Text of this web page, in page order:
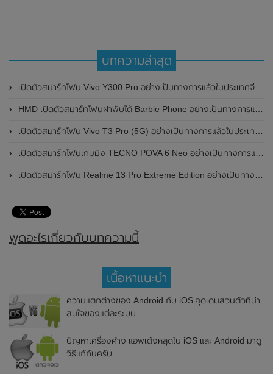
บทความล่าสุด
เปิดตัวสมาร์ทโฟน Vivo Y300 Pro อย่างเป็นทางการแล้วในประเทศจีน มาพร้อมดีไซน์พรีเมี่ยม ทนทาน และแบตเตอรี่สุดอึดขนาดใหญ่ 6,500mAh พร้อมรองรับการชาร์จไว 80W
HMD เปิดตัวสมาร์ทโฟนฝาพับได้ Barbie Phone อย่างเป็นทางการแล้ว มาพร้อมธีมสีชมพูสดใส
เปิดตัวสมาร์ทโฟน Vivo T3 Pro (5G) อย่างเป็นทางการแล้วในประเทศอินเดีย
เปิดตัวสมาร์ทโฟนเกมมิ่ง TECNO POVA 6 Neo อย่างเป็นทางการแล้วในประเทศไทย ในราคา 8,499 บาท
เปิดตัวสมาร์ทโฟน Realme 13 Pro Extreme Edition อย่างเป็นทางการแล้วในประเทศจีน
พูดอะไรเกี่ยวกับบทความนี้
เนื้อหาแนะนำ
ความแตกต่างของ Android กับ iOS จุดเด่นส่วนตัวที่น่า
สนใจของแต่ละระบบ
ปัญหาเครื่องค้าง แอพเด้งหลุดใน iOS และ Android มาดู
วิธีแก้กันครับ